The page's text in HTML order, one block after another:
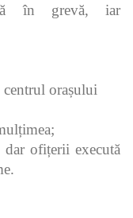
în grevă, iar
orașului
dar ofițerii execută